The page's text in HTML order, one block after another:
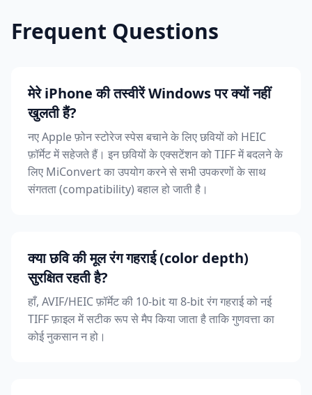
Frequent Questions
मेरे iPhone की तस्वीरें Windows पर क्यों नहीं
खुलती हैं?
नए Apple फ़ोन स्टोरेज स्पेस बचाने के लिए छवियों को HEIC
फ़ॉर्मेट में सहेजते हैं। इन छवियों के एक्सटेंशन को TIFF में बदलने के
लिए MiConvert का उपयोग करने से सभी उपकरणों के साथ
संगतता (compatibility) बहाल हो जाती है।
क्या छवि की मूल रंग गहराई (color depth)
सुरक्षित रहती है?
हाँ, AVIF/HEIC फ़ॉर्मेट की 10-bit या 8-bit रंग गहराई को नई
TIFF फ़ाइल में सटीक रूप से मैप किया जाता है ताकि गुणवत्ता का
कोई नुकसान न हो।